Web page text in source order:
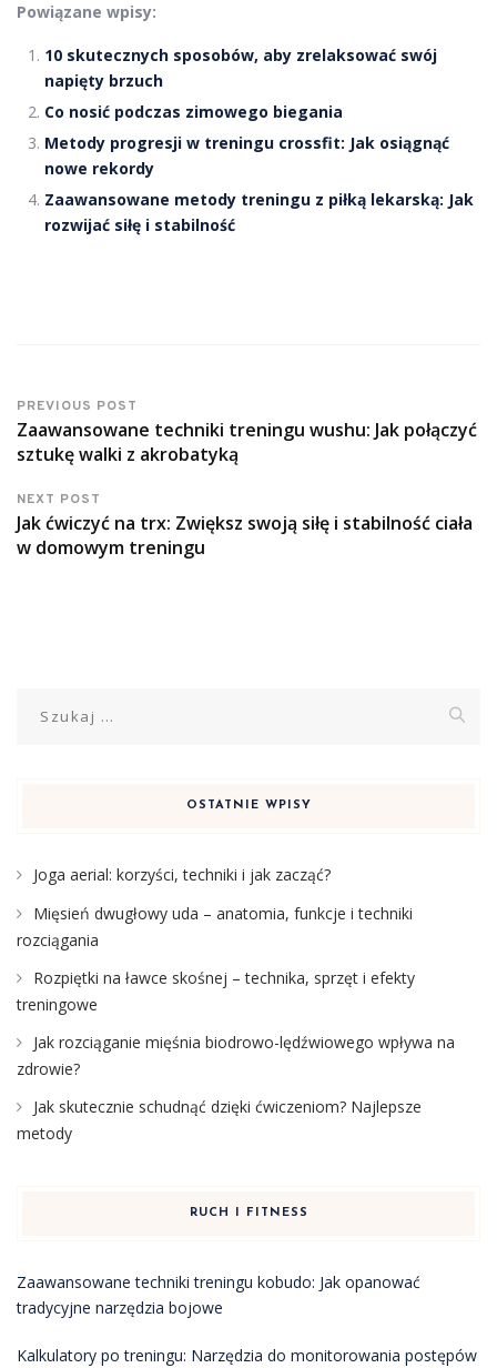
Powiązane wpisy:
10 skutecznych sposobów, aby zrelaksować swój
napięty brzuch
Co nosić podczas zimowego biegania
Metody progresji w treningu crossfit: Jak osiągnąć
nowe rekordy
Zaawansowane metody treningu z piłką lekarską: Jak
rozwijać siłę i stabilność
PREVIOUS POST
Zaawansowane techniki treningu wushu: Jak połączyć
sztukę walki z akrobatyką
NEXT POST
Jak ćwiczyć na trx: Zwiększ swoją siłę i stabilność ciała
w domowym treningu
OSTATNIE WPISY
Joga aerial: korzyści, techniki i jak zacząć?
Mięsień dwugłowy uda – anatomia, funkcje i techniki
rozciągania
Rozpiętki na ławce skośnej – technika, sprzęt i efekty
treningowe
Jak rozciąganie mięśnia biodrowo-lędźwiowego wpływa na
zdrowie?
Jak skutecznie schudnąć dzięki ćwiczeniom? Najlepsze
metody
RUCH I FITNESS
Zaawansowane techniki treningu kobudo: Jak opanować
tradycyjne narzędzia bojowe
Kalkulatory po treningu: Narzędzia do monitorowania postępów